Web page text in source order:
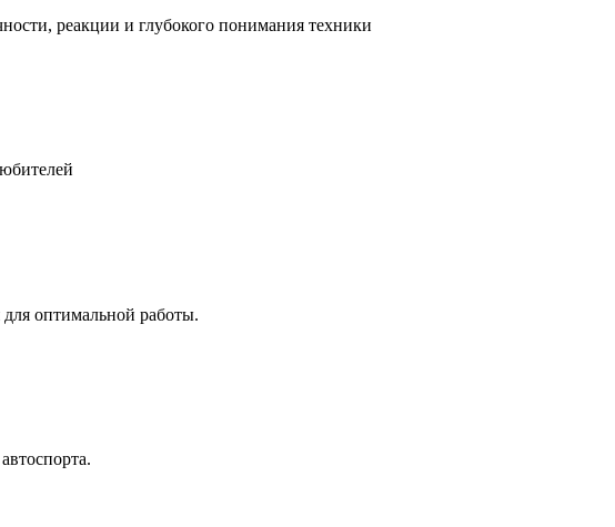
реакции и глубокого понимания техники
оптимальной работы.